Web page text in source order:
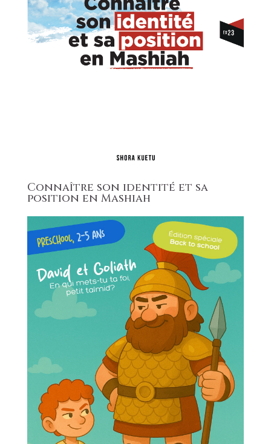
Connaître son identité et sa
position en Mashiah